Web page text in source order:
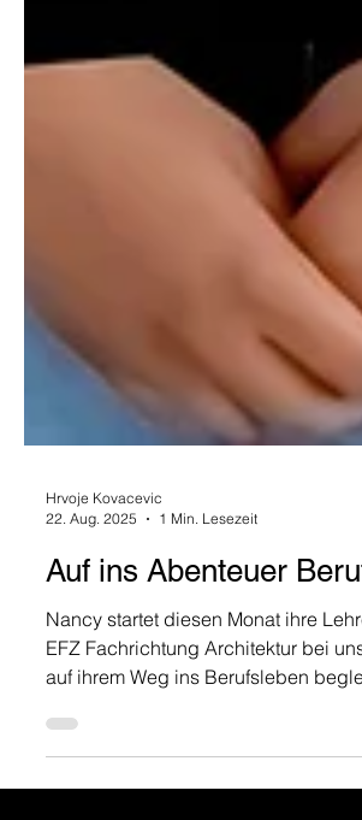
22. Aug. 2025
1 Min. Lesezeit
Auf ins Abenteuer
Nancy startet diesen Monat ihre
EFZ Fachrichtung Architektur bei
auf ihrem Weg ins Berufsleben